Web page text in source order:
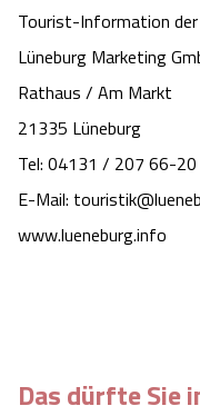
Tourist-Information der
Lüneburg Marketing
Rathaus / Am Markt
21335 Lüneburg
Tel: 04131 / 207 66-20
E-Mail:
www.lueneburg.info
Das dürfte Sie